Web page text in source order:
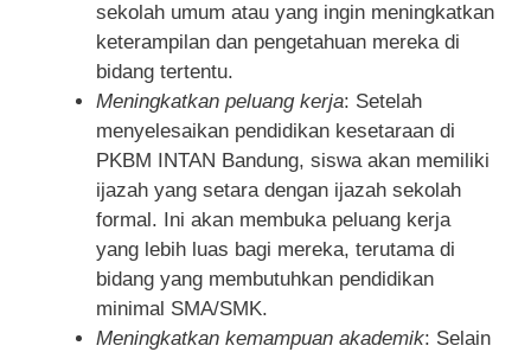
sekolah umum atau yang ingin meningkatkan
keterampilan dan pengetahuan mereka di
bidang tertentu.
Meningkatkan peluang kerja: Setelah
menyelesaikan pendidikan kesetaraan di
PKBM INTAN Bandung, siswa akan memiliki
ijazah yang setara dengan ijazah sekolah
formal. Ini akan membuka peluang kerja
yang lebih luas bagi mereka, terutama di
bidang yang membutuhkan pendidikan
minimal SMA/SMK.
Meningkatkan kemampuan akademik: Selain